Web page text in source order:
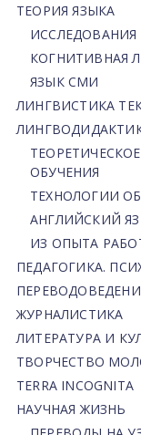
ТЕОРИЯ ЯЗЫКА
КОГНИТИВНАЯ
ЯЗЫК СМИ
ЛИНГВИСТИКА
ОБУЧЕНИЯ
ТЕХНОЛОГИИ
АНГЛИЙСКИЙ
ИЗ ОПЫТА
ПЕДАГОГИКА.
ЖУРНАЛИСТИКА
ЛИТЕРАТУРА И
ТВОРЧЕСТВО
TERRA INCOGNITA
НАУЧНАЯ ЖИЗНЬ